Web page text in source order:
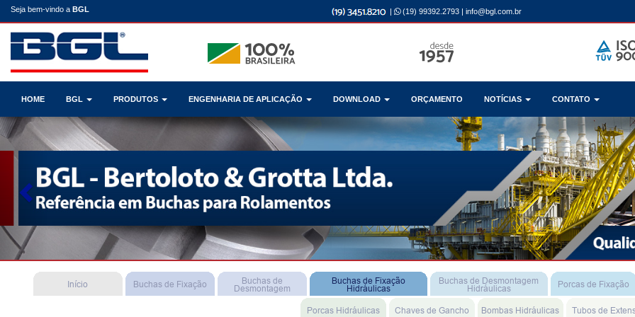
Seja bem-vindo a BGL | (19) 99392.2793 | info@bgl.com.br
HOME BGL PRODUTOS ENGENHARIA DE APLICAÇÃO DOWNLOAD ORÇAMENTO NOTÍCIAS CONTATO
Previous